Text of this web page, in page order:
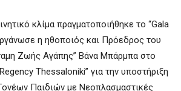
κλίμα πραγματοποιήθηκε το “Gala
η ηθοποιός και Πρόεδρος του
Ζωής Αγάπης” Βάνα Μπάρμπα στο
Thessaloniki” για την υποστήριξη
Παιδιών με Νεοπλασμαστικές